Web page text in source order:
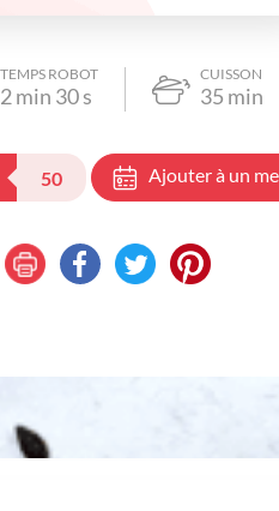
TEMPS ROBOT
2min 30s
CUISSON
35 min
50 Ajouter à un